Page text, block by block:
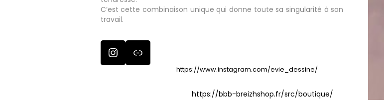
C’est cette combinaison unique qui donne toute sa singularité à son
travail.
Instagram
Lien
https://www.instagram.com/evie_dessine/
https://bbb-breizhshop.fr/src/boutique/